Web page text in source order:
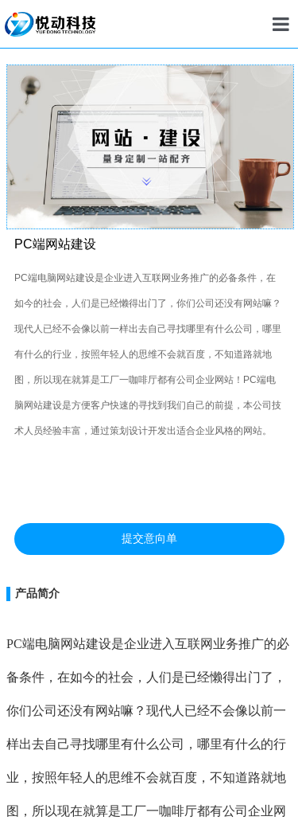
建
小
PC端网站建设
PC端电脑网站建设是企业进入互联网业务推广的必备条件，在
如今的社会，人们是已经懒得出门了，你们公司还没有网站嘛？
现代人已经不会像以前一样出去自己寻找哪里有什么公司，哪里
有什么的行业，按照年轻人的思维不会就百度，不知道路就地
图，所以现在就算是工厂一咖啡厅都有公司企业网站！PC端电
脑网站建设是方便客户快速的寻找到我们自己的前提，本公司技
术人员经验丰富，通过策划设计开发出适合企业风格的网站。
提交意向单
产品简介
PC端电脑网站建设是企业进入互联网业务推广的必
备条件，在如今的社会，人们是已经懒得出门了，
你们公司还没有网站嘛？现代人已经不会像以前一
样出去自己寻找哪里有什么公司，哪里有什么的行
业，按照年轻人的思维不会就百度，不知道路就地
图，所以现在就算是工厂一咖啡厅都有公司企业网